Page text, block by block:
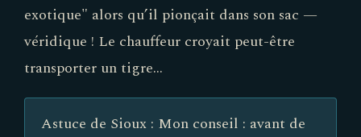
exotique" alors qu’il pionçait dans son sac —
véridique ! Le chauffeur croyait peut-être
transporter un tigre…
Astuce de Sioux : Mon conseil : avant de